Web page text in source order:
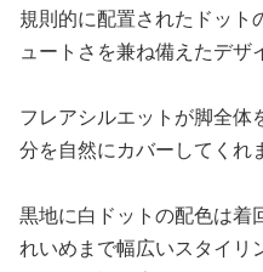
規則的に配置されたドット
ュートさを兼ね備えたデザ
フレアシルエットが脚全体
分を自然にカバーしてくれ
黒地に白ドットの配色は着
れいめまで幅広いスタイリ